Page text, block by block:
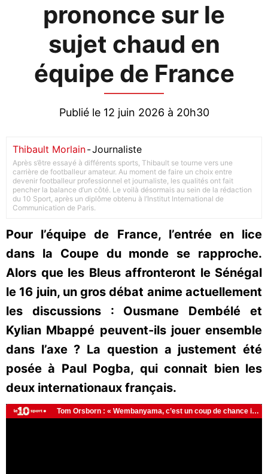
prononce sur le
sujet chaud en
équipe de France
Publié le 12 juin 2026 à 20h30
Thibault Morlain-Journaliste
Après s’être essayé à différents sports, Thibault se tourne vers une
carrière de footballeur amateur. Au moment de faire un choix entre
devenir footballeur professionnel et journaliste, les qualités ont fait
pencher la balance d’un côté. Le voilà désormais au sein de la rédaction
du 10 Sport, après un diplôme obtenu à l’Institut International de
Communication de Paris.
Pour l’équipe de France, l’entrée en lice
dans la Coupe du monde se rapproche.
Alors que les Bleus affronteront le Sénégal
le 16 juin, un gros débat anime actuellement
les discussions : Ousmane Dembélé et
Kylian Mbappé peuvent-ils jouer ensemble
dans l’axe ? La question a justement été
posée à Paul Pogba, qui connait bien les
deux internationaux français.